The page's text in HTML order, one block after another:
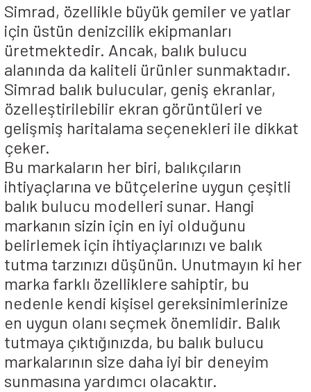
Simrad, özellikle büyük gemiler ve yatlar
için üstün denizcilik ekipmanları
üretmektedir. Ancak, balık bulucu
alanında da kaliteli ürünler sunmaktadır.
Simrad balık bulucular, geniş ekranlar,
özelleştirilebilir ekran görüntüleri ve
gelişmiş haritalama seçenekleri ile dikkat
çeker.
Bu markaların her biri, balıkçıların
ihtiyaçlarına ve bütçelerine uygun çeşitli
balık bulucu modelleri sunar. Hangi
markanın sizin için en iyi olduğunu
belirlemek için ihtiyaçlarınızı ve balık
tutma tarzınızı düşünün. Unutmayın ki her
marka farklı özelliklere sahiptir, bu
nedenle kendi kişisel gereksinimlerinize
en uygun olanı seçmek önemlidir. Balık
tutmaya çıktığınızda, bu balık bulucu
markalarının size daha iyi bir deneyim
sunmasına yardımcı olacaktır.